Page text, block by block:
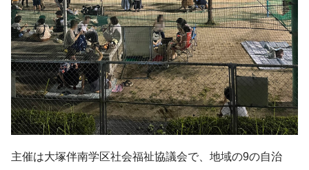
主催は大塚伴南学区社会福祉協議会で、地域の9の自治